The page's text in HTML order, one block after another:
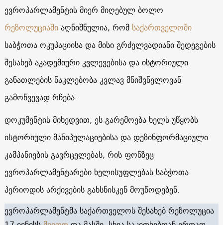
ევროპარლამენტის მიერ მიღებულ ბოლო
რეზოლუციაშიაღნიშნულია, რომ საქართველოში
საბჭოთა ოკუპაციისა და მისი გრძელვადიანი შედეგების
შესახებ აკადემიური კვლევებისა და ისტორიული
განათლების ნაკლებობა კვლავ მნიშვნელოვან
გამოწვევად რჩება.
დოკუმენტის მიხედვით, ეს გარემოება ხელს უწყობს
ისტორიული მანიპულაციებისა და დეზინფორმაციული
კამპანიების გავრცელებას, რის ფონზეც
ევროპარლამენტარები ხელისუფლებას საბჭოთა
პერიოდის არქივების გახსნისკენ მოუწოდებენ.
ევროპარლამენტმა საქართველოს შესახებ რეზოლუცია